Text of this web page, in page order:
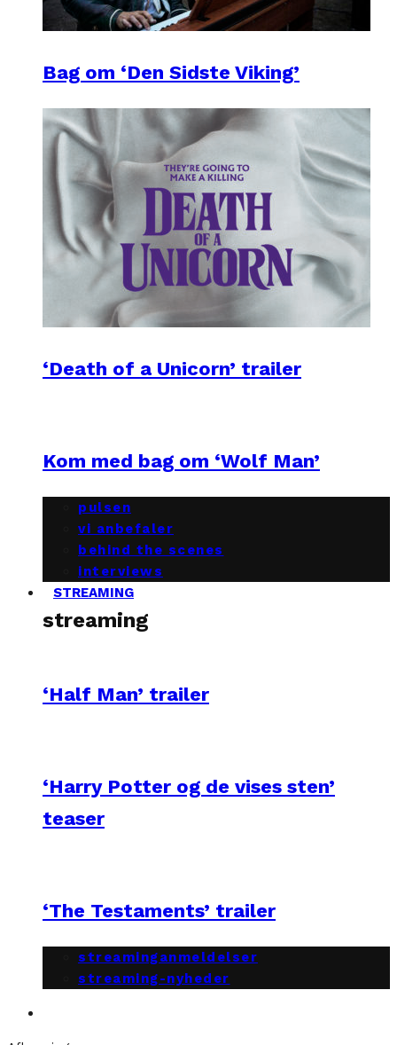
Bag om ‘Den Sidste Viking’
‘Death of a Unicorn’ trailer
Kom med bag om ‘Wolf Man’
pulsen
vi anbefaler
behind the scenes
interviews
STREAMING
streaming
‘Half Man’ trailer
‘Harry Potter og de vises sten’
teaser
‘The Testaments’ trailer
streaminganmeldelser
streaming-nyheder